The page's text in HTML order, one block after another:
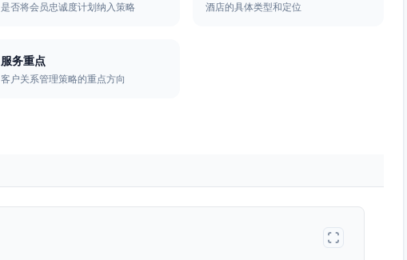
是否将会员忠诚度计划纳入策略 酒店的具体类型和定位
服务重点
客户关系管理策略的重点方向